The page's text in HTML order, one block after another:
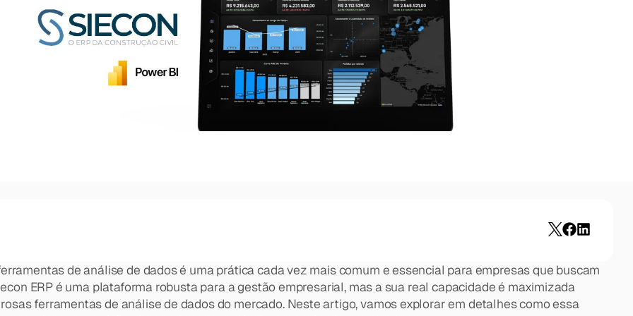
em um único ambiente inteligente.
responder perguntas do negócio em segundos.
em um único ambiente inteligente.
de empresas enterprise.
Fale conosco
de análise de dados é uma prática cada vez mais comum e essencial para empresas que buscam
ERP é uma plataforma robusta para a gestão empresarial, mas a sua real capacidade é maximizada
ferramentas de análise de dados do mercado. Neste artigo, vamos explorar em detalhes como essa